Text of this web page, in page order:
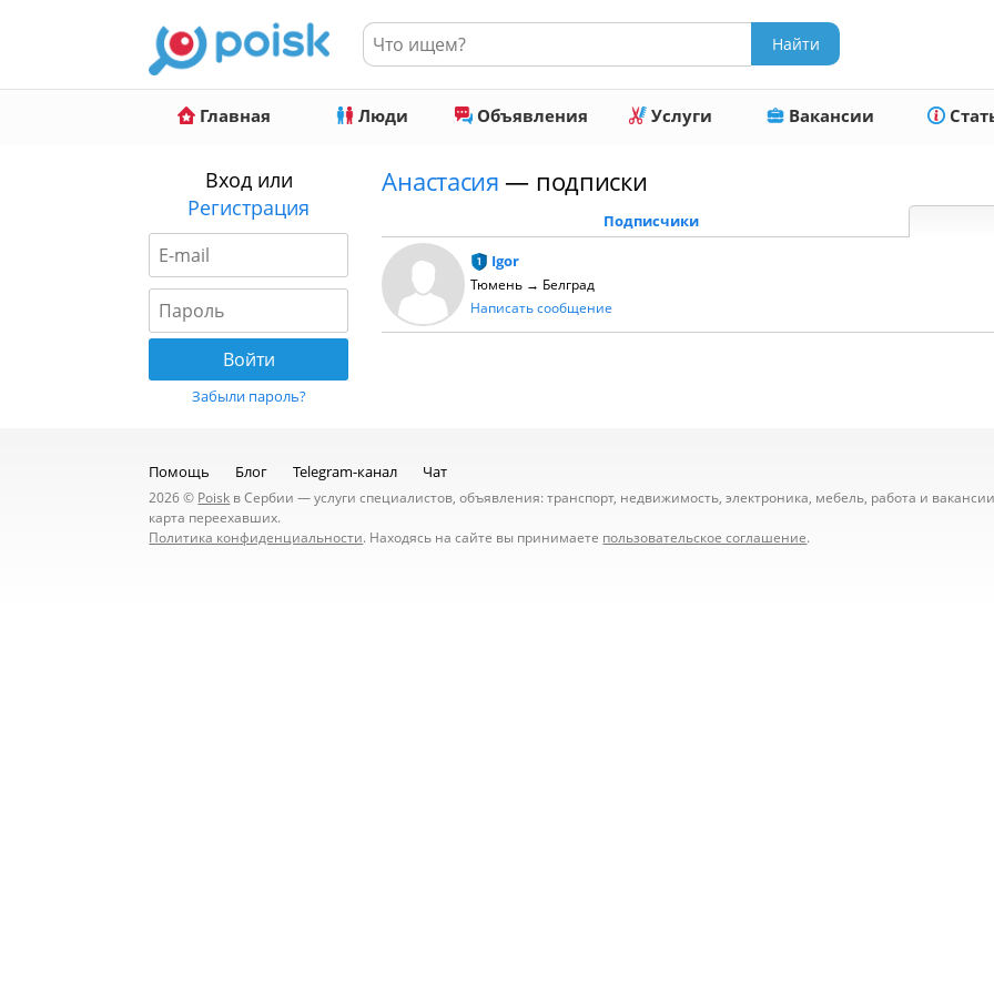
Главная Люди Объявления Услуги Вакансии
Вход или
Регистрация
Забыли пароль?
Анастасия — подписки
Подписчики
Igor
Тюмень → Белград
Написать сообщение
Помощь Блог Telegram-канал Чат
2026 © Poisk в Сербии — услуги специалистов, объявления: транспорт, недвижимость, электроника, мебель, работа и
карта переехавших.
Политика конфиденциальности. Находясь на сайте вы принимаете пользовательское соглашение.